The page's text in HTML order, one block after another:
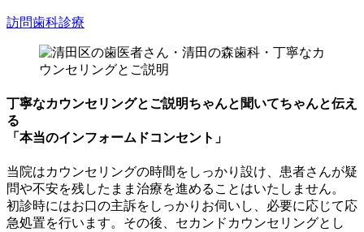
訪問歯科診療
丁寧なカウンセリングとご説明ちゃんと聞いてちゃんと伝え
る
「本当のインフォームドコンセント」
当院はカウンセリングの時間をしっかり設け、患者さんが疑
問や不安を残したまま治療を進めることはいたしません。
初診時にはお口の主訴をしっかりお伺いし、必要に応じて応
急処置を行います。その後、セカンドカウンセリングとし